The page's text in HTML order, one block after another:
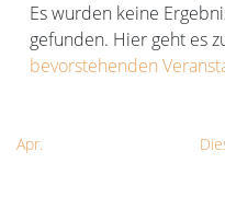
Hinweis
Es wurden keine
gefunden. Hier geht es
bevorstehenden
Apr.